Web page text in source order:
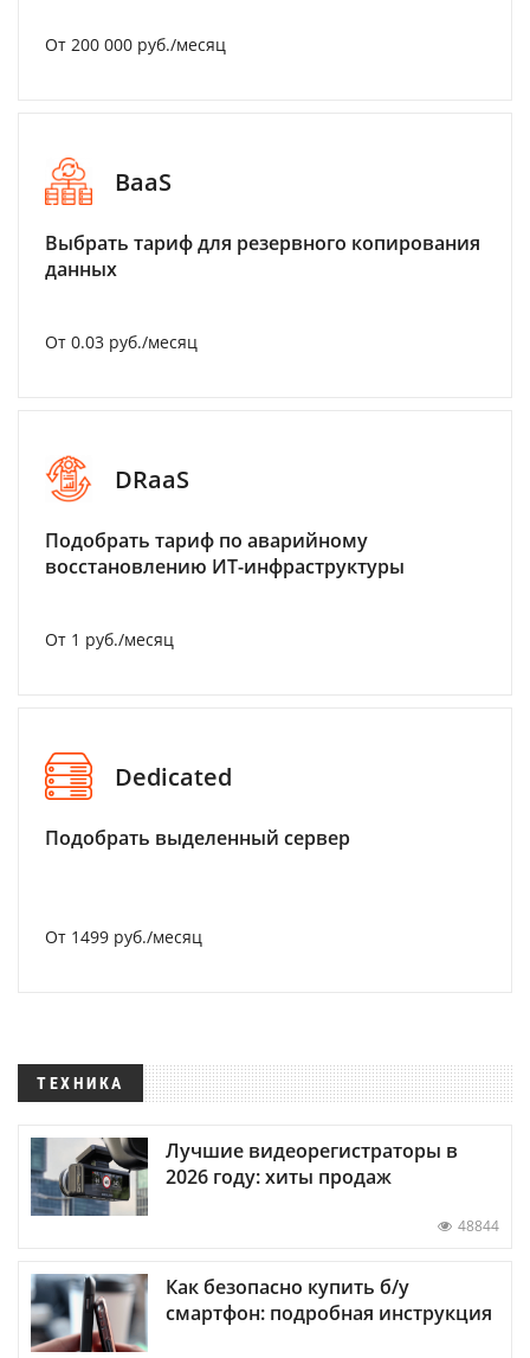
От 200 000 руб./месяц
BaaS
Выбрать тариф для резервного копирования
данных
От 0.03 руб./месяц
DRaaS
Подобрать тариф по аварийному
восстановлению ИТ-инфраструктуры
От 1 руб./месяц
Dedicated
Подобрать выделенный сервер
От 1499 руб./месяц
ТЕХНИКА
Лучшие видеорегистраторы в
2026 году: хиты продаж
48844
Как безопасно купить б/у
смартфон: подробная инструкция